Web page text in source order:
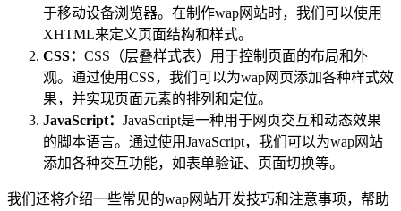
于移动设备浏览器。在制作wap网站时，我们可以使用
XHTML来定义页面结构和样式。
CSS： CSS（层叠样式表）用于控制页面的布局和外
观。通过使用CSS，我们可以为wap网页添加各种样式效
果，并实现页面元素的排列和定位。
JavaScript： JavaScript是一种用于网页交互和动态效果
的脚本语言。通过使用JavaScript，我们可以为wap网站
添加各种交互功能，如表单验证、页面切换等。
我们还将介绍一些常见的wap网站开发技巧和注意事项，帮助